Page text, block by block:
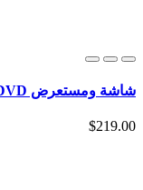
شاشة ومستعرض DVD من سوني
$219.00